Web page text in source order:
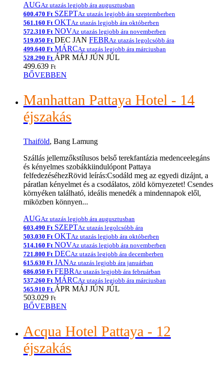
AUGAz utazás legjobb ára augusztusban
600.470 Ft SZEPTAz utazás legjobb ára szeptemberben
561.160 Ft OKTAz utazás legjobb ára októberben
572.310 Ft NOVAz utazás legjobb ára novemberben
519.050 Ft DEC JAN FEBRAz utazás legolcsóbb ára
499.640 Ft MÁRCAz utazás legjobb ára márciusban
528.290 Ft ÁPR MÁJ JÚN JÚL
499.639 Ft
BŐVEBBEN
Manhattan Pattaya Hotel - 14
éjszakás
Thaiföld, Bang Lamung
Szállás jellemzőkstílusos belső terekfantázia medenceelegáns
és kényelmes szobákkiindulópont Pattaya
felfedezéséhezRövid leírás:Csodáld meg az egyedi dizájnt, a
páratlan kényelmet és a csodálatos, zöld környezetet! Csendes
környéken található, ideális menedék a mindennapok elől,
miközben könnyen...
AUGAz utazás legjobb ára augusztusban
603.490 Ft SZEPTAz utazás legolcsóbb ára
503.030 Ft OKTAz utazás legjobb ára októberben
514.160 Ft NOVAz utazás legjobb ára novemberben
721.800 Ft DECAz utazás legjobb ára decemberben
615.630 Ft JANAz utazás legjobb ára januárban
686.050 Ft FEBR Az utazás legjobb ára februárban
537.260 Ft MÁRCAz utazás legjobb ára márciusban
565.910 Ft ÁPR MÁJ JÚN JÚL
503.029 Ft
BŐVEBBEN
Acqua Hotel Pattaya - 12
éjszakás